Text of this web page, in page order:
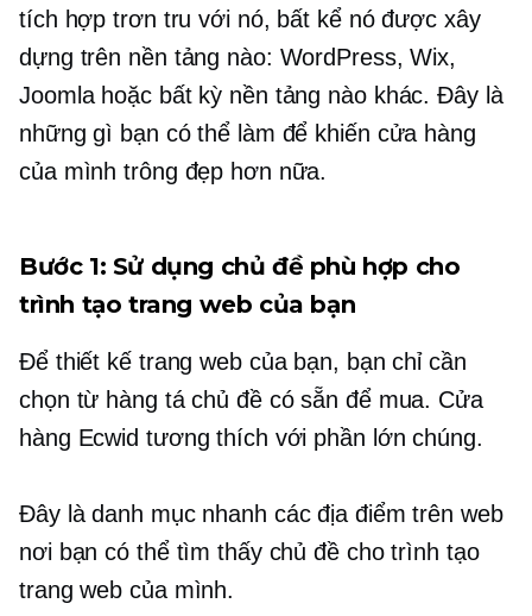
tích hợp trơn tru với nó, bất kể nó được xây
dựng trên nền tảng nào: WordPress, Wix,
Joomla hoặc bất kỳ nền tảng nào khác. Đây là
những gì bạn có thể làm để khiến cửa hàng
của mình trông đẹp hơn nữa.
Bước 1: Sử dụng chủ đề phù hợp cho
trình tạo trang web của bạn
Để thiết kế trang web của bạn, bạn chỉ cần
chọn từ hàng tá chủ đề có sẵn để mua. Cửa
hàng Ecwid tương thích với phần lớn chúng.
Đây là danh mục nhanh các địa điểm trên web
nơi bạn có thể tìm thấy chủ đề cho trình tạo
trang web của mình.